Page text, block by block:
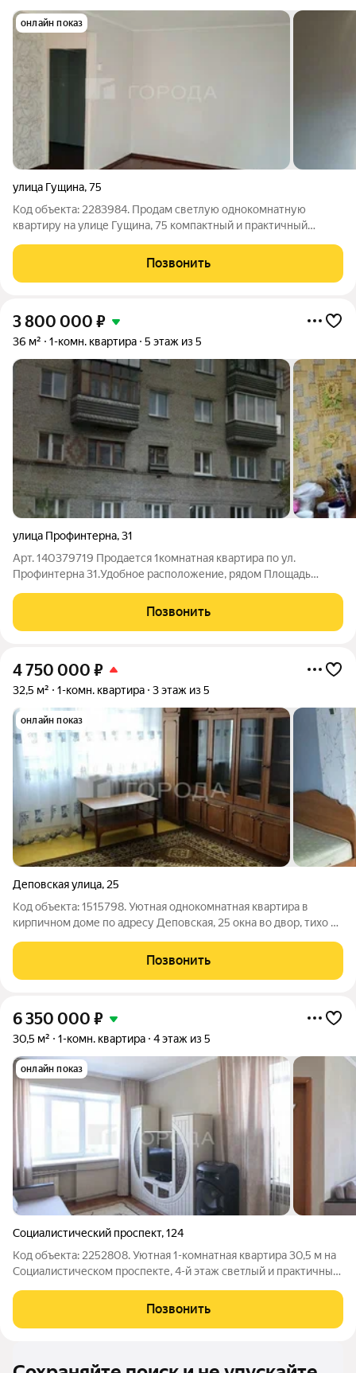
онлайн показ
улица Гущина,75
Код объекта: 2283984. Продам светлую однокомнатную
квартиру на улице Гущина, 75 компактный и практичный
центральное отопление, что делает пространство уютным
круглый год. Планировка
Позвонить
3 800 000 ₽
36 м² 1-комн. квартира 5 этаж из 5
улица Профинтерна,31
Арт. 140379719 Продается 1комнатная квартира по ул.
Профинтерна 31.Удобное расположение, рядом Площадь
торговые центры в шаговой доступности. Тихий двор, хорошие
соседи , в доме недавно сделан
Позвонить
4 750 000 ₽
32,5 м² 1-комн. квартира 3 этаж из 5
онлайн показ
Деповская улица, 25
Код объекта: 1515798. Уютная однокомнатная квартира в
кирпичном доме по адресу Деповская, 25 окна во двор, тихо и
практичность: жилая 23,5 м, кухня 6 м и лоджия, где можно
устроить мини-зону для
Позвонить
6 350 000 ₽
30,5 м² 1-комн. квартира 4 этаж из 5
онлайн показ
Социалистический проспект,124
Код объекта: 2252808. Уютная 1-комнатная квартира 30,5 м на
Социалистическом проспекте, 4-й этаж светлый и практичный
между первым и последним этажом, окна выходят на улицу и
Позвонить